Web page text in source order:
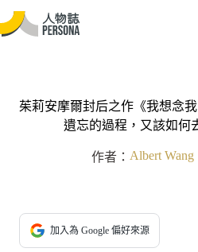
茱莉安摩爾封后之作《我想念
遺忘的過程，又該如何
作者： Albert Wang
加入為 Google 偏好來源